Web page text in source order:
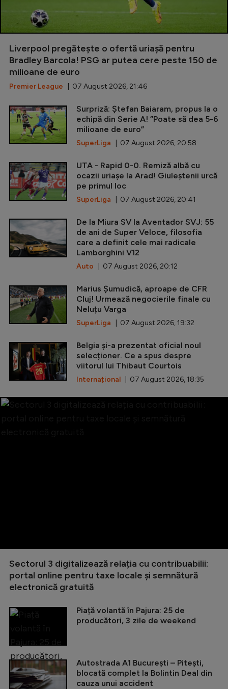
Liverpool pregătește o ofertă uriașă pentru
Bradley Barcola! PSG ar putea cere peste 150 de
milioane de euro
Premier League | 07 August 2026, 21:46
Surpriză: Ștefan Baiaram, propus la o
echipă din Serie A! ”Poate să dea 5-6
milioane de euro”
SuperLiga | 07 August 2026, 20:58
UTA - Rapid 0-0. Remiză albă cu
ocazii uriașe la Arad! Giuleștenii urcă
pe primul loc
SuperLiga | 07 August 2026, 20:41
De la Miura SV la Aventador SVJ: 55
de ani de Super Veloce, filosofia
care a definit cele mai radicale
Lamborghini V12
Auto | 07 August 2026, 20:12
Marius Șumudică, aproape de CFR
Cluj! Urmează negocierile finale cu
Neluțu Varga
SuperLiga | 07 August 2026, 19:32
Belgia și-a prezentat oficial noul
selecționer. Ce a spus despre
viitorul lui Thibaut Courtois
Internațional | 07 August 2026, 18:35
Sectorul 3 digitalizează relația cu contribuabilii:
portal online pentru taxe locale și semnătură
electronică gratuită
Piață volantă în Pajura: 25 de
producători, 3 zile de weekend
Autostrada A1 București – Pitești,
blocată complet la Bolintin Deal din
cauza unui accident